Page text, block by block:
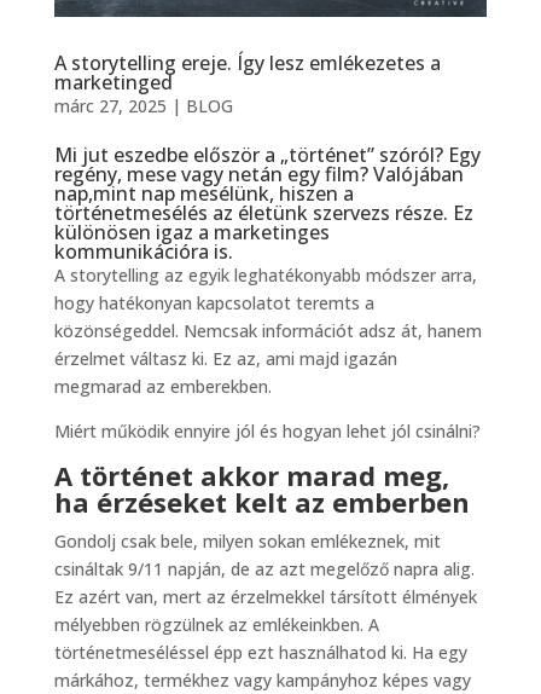
A storytelling ereje. Így lesz emlékezetes a
marketinged
márc 27, 2025 | BLOG
Mi jut eszedbe először a „történet” szóról? Egy
regény, mese vagy netán egy film? Valójában
nap,mint nap mesélünk, hiszen a
történetmesélés az életünk szervezs része. Ez
különösen igaz a marketinges
kommunikációra is.
A storytelling az egyik leghatékonyabb módszer arra,
hogy hatékonyan kapcsolatot teremts a
közönségeddel. Nemcsak információt adsz át, hanem
érzelmet váltasz ki. Ez az, ami majd igazán
megmarad az emberekben.
Miért működik ennyire jól és hogyan lehet jól csinálni?
A történet akkor marad meg,
ha érzéseket kelt az emberben
Gondolj csak bele, milyen sokan emlékeznek, mit
csináltak 9/11 napján, de az azt megelőző napra alig.
Ez azért van, mert az érzelmekkel társított élmények
mélyebben rögzülnek az emlékeinkben. A
történetmeséléssel épp ezt használhatod ki. Ha egy
márkához, termékhez vagy kampányhoz képes vagy